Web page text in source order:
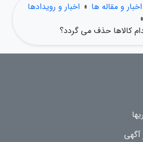
و مقاله ها » اخبار و رویدادها
»
کالاها حذف می گردد؟
آگهی